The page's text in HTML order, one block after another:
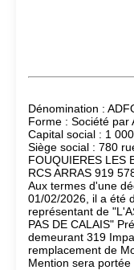
Dénomination :
Forme : Société par
Capital social : 1
Siège social : 780
FOUQUIERES LES
RCS ARRAS 919
Aux termes d'une
01/02/2026, il a été
représentant de
PAS DE CALAIS"
demeurant 319
remplacement de
Mention sera portée